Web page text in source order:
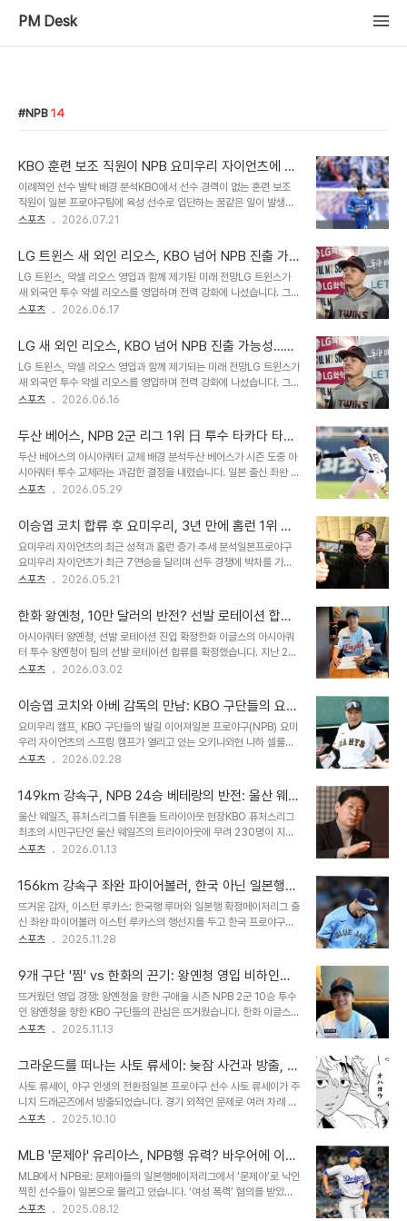
PM Desk
NPB 14
KBO 훈련 보조 직원이 NPB 요미우리 자이언츠에 입
단한 놀라운 성공 사례
이례적인 선수 발탁 배경 분석KBO에서 선수 경력이 없는 훈련 보조
직원이 일본 프로야구팀에 육성 선수로 입단하는 꿈같은 일이 발생했
습니다. 이는 한국인 포수 이건희 선수가 일본 프로야구 NPB의 요미
선수는 올 시즌 NPB 2군 리그에 참가하는 하야테 벤처스 시즈오카 소
속으로 활동했습니다. 선수 지망생을 위한 현실적인 조언이건희 선수
는 고교 및 대학 시절 뛰어난 활약을 보였으나 KBO 신인 드래프트에
서 지명받지 못했습니다. 졸업 후 NC 다이노스에서 훈련 보조 직원으
로 근무하며 선수에 대한 열정을 놓지 않았습니다. 그는 군 복무 중 일
와 미래 전망이건희 선수는 하..
스포츠 2026.07.21
LG 트윈스 새 외인 리오스, KBO 넘어 NPB 진출 가
능성 제기
LG 트윈스, 약셀 리오스 영입과 함께 제기된 미래 전망LG 트윈스가
새 외국인 투수 약셀 리오스를 영입하며 전력 강화에 나섰습니다. 그러
나 미국 매체 MLBTR은 리오스가 KBO리그에서 성공할 경우 LG가
스가 다음 시즌 KBO리그 또는 일본프로야구(NPB)에서 풀타임 시즌
을 소화할 가능성이 높다고 평가했습니다. 리오스의 강점과 약점 분석
리오스는 최고 시속 161km의 강력한 패스트볼을 던지는 파워 피처입
니다. 싱커, 스플리터, 슬라이더 등 다양한 구종을 구사하지만, 제구력
불안이 빅리그 정착 실패의 주요 원인으로 꼽힙니다. 그의 강점은 꾸준
을 겪어왔습니다. ..
스포츠 2026.06.17
LG 새 외인 리오스, KBO 넘어 NPB 진출 가능성…M
LBTR 분석 주목
LG 트윈스, 약셀 리오스 영입과 함께 제기되는 미래 전망LG 트윈스가
새 외국인 투수 약셀 리오스를 영입하며 전력 강화에 나섰습니다. 그러
나 벌써부터 그의 내년 거취에 대한 다양한 전망이 제기되고 있습니다.
에 어려움을 겪을 수 있다고 분석했습니다. 리오스의 강점과 약점, 그
리고 KBO리그에서의 잠재력리오스는 최고 시속 161km의 강력한 패
스트볼을 던지는 파워 피처로, KBO리그에서도 충분히 위력적인 구위
를 갖췄다는 평가입니다. 하지만 제구력 불안정은 빅리그 정착 실패의
주요 원인으로 꼽히며, 이는 그의 향후 행보에 중요한 변수가 될 것입
정상급 마무리로 자리 잡..
스포츠 2026.06.16
두산 베어스, NPB 2군 리그 1위 日 투수 타카다 타쿠
토 전격 영입 발표
두산 베어스의 아시아쿼터 교체 배경 분석두산 베어스가 시즌 도중 아
시아쿼터 투수 교체라는 과감한 결정을 내렸습니다. 일본 출신 좌완 투
수 타카다 타쿠토를 총액 12만 달러에 영입하며 전력을 보강했습니다.
됩니다. 타카다 타쿠토 영입의 주요 강점 및 기대 효과타카다는 NPB
2군 이스턴리그 평균자책점 1위(1.75)를 기록한 검증된 실력을 갖추
고 있습니다. 최고 148km의 속구와 다양한 변화구를 구사하며, 100
구 이상 투구에도 흔들림 없는 선발투수로서의 잠재력을 지녔습니다.
우수한 디셉션 동작과 빠른 팔 스윙은 팀의 경기력 향상에 크게 기여할
의 일원이 된 것을 ..
스포츠 2026.05.29
이승엽 코치 합류 후 요미우리, 3년 만에 홈런 1위 탈
환 및 7연승 질주
요미우리 자이언츠의 최근 성적과 홈런 증가 추세 분석일본프로야구
요미우리 자이언츠가 최근 7연승을 달리며 선두 경쟁에 박차를 가하
고 있습니다. 이 기간 동안 팀은 총 7개의 홈런을 기록했으며, 극적인
승엽 타격코치의 합류 이후 눈에 띄게 향상된 팀 타격력을 보여줍니다.
이승엽 코치의 역할과 일본 야구 환경에 대한 그의 견해이승엽 코치는
요미우리에서 지도자로서 선수들과 더 많은 소통을 하며 팀 분위기 쇄
신에 힘쓰고 있습니다. 그는 일본 야구가 한국 야구와 달리 투수력이
강하고 공인구 반발력이 낮아 저득점 경기가 많다고 분석했습니다. 이
밝혔습니다. 홈런 생산량 증가..
스포츠 2026.05.21
한화 왕옌청, 10만 달러의 반전? 선발 로테이션 합류,
가능성을 엿보다
아시아쿼터 왕옌청, 선발 로테이션 진입 확정한화 이글스의 아시아쿼
터 투수 왕옌청이 팀의 선발 로테이션 합류를 확정했습니다. 지난 26
일 일본 오키나와에서 열린 닛폰햄 파이터스와의 연습경기에서 선발
훌륭한 투구를 선보였습니다. 최고 구속 150km/h의 직구와 함께 커
브, 슬라이더, 포크볼 등 다양한 구종을 구사하며 깊은 인상을 남겼습
니다. 이는 지난 21일 WBC 국가대표팀과의 경기에서도 2이닝 무실
점을 기록한 데 이은 쾌거입니다. 연봉 10만 달러, 기대 이상의 활약한
화는 지난 시즌 종료 후 대만 출신의 왕옌청을 연봉 10만 달러(약 1억
을 받았던 왕옌청을 데려오..
스포츠 2026.03.02
이승엽 코치와 아베 감독의 만남: KBO 구단들의 요미
우리 캠프 방문 이유
요미우리 캠프, KBO 구단들의 발길 이어져일본 프로야구(NPB) 요미
우리 자이언츠의 스프링 캠프가 열리고 있는 오키나와현 나하 셀룰러
필드에 한국 프로야구 구단 관계자들의 방문이 이어지고 있습니다. 특
베 신노스케 감독과 이승엽 타격 코치에게 인사를 건넸습니다. LG 구
단 관계자는 "아베 감독님과 이승엽 코치님께 인사를 드리고 앞으로도
잘 부탁드린다는 말을 전하기 위해 방문했다"고 밝혔습니다. 이는 단
순한 방문을 넘어, 한국과 일본 프로야구 간의 교류와 존중을 보여주는
의미 있는 장면입니다. 이승엽 코치, 요미우리 1군 타격 코치로 합류이
탕으로, 아베 신노스케 감독의 제..
스포츠 2026.02.28
149km 강속구, NPB 24승 베테랑의 반전: 울산 웨일
즈 트라이아웃에 나타난 오카다 아키타케
울산 웨일즈, 퓨처스리그를 뒤흔들 트라이아웃 현장KBO 퓨처스리그
최초의 시민구단인 울산 웨일즈의 트라이아웃에 무려 230명이 지원
하며 뜨거운 열기를 실감케 했습니다. 이틀간의 트라이아웃을 통해 최
참가했습니다. 특히, 일본 출신 선수들의 참여가 눈에 띄었으며, 과거
화려한 경력을 가진 오카다 아키타케 선수의 등장에 많은 이목이 집중
되었습니다. 모두를 놀라게 한 강속구: 오카다 아키타케의 부활오카다
아키타케는 이날 트라이아웃에서 최고 149km의 강속구를 선보이며
현장의 코칭스태프와 참가자들을 놀라게 했습니다. 단단한 하체를 바
그의 압도적인 구위에 일부 프로 구단 스..
스포츠 2026.01.13
156km 강속구 좌완 파이어볼러, 한국 아닌 일본행…
팬들의 기대와 아쉬움
뜨거운 감자, 이스턴 루카스: 한국행 루머와 일본행 확정메이저리그 출
신 좌완 파이어볼러 이스턴 루카스의 행선지를 두고 한국 프로야구
(KBO) 팬들의 기대감이 컸습니다. 그러나 그의 최종 선택은 일본프로
쉬움을 안겨주는 동시에, 그의 새로운 도전에 대한 기대감을 갖게 합니
다. 이스턴 루카스는 193cm의 큰 키에서 뿜어져 나오는 150km 중
후반대의 강속구가 주무기인 투수입니다. 올해 토론토 블루제이스에
서 방출된 후, 그의 행선지를 두고 여러 추측이 오갔지만, 결국 일본 무
대에서 새로운 시작을 알리게 되었습니다. 이스턴 루카스, 그는 누구인
나오는 150km 후반대의..
스포츠 2025.11.28
9개 구단 '찜' vs 한화의 끈기: 왕옌청 영입 비하인드
스토리
뜨거웠던 영입 경쟁: 왕옌청을 향한 구애올 시즌 NPB 2군 10승 투수
인 왕옌청을 향한 KBO 구단들의 관심은 뜨거웠습니다. 한화 이글스는
아시아쿼터 선수로 일본 프로야구(NPB) 라쿠텐 골든이글스 소속 왼
표했습니다. 최고 154㎞/h의 빠른 공을 던지는 선발 자원인 그는 올
해 NPB 이스턴리그(2군)에서 10승 5패 평균자책점 3.26을 기록하
며 잠재력을 입증했습니다. 한화 구단이 파악한 KBO리그 내 관심 구
단만 최소 4~5개였으며, 현장에서는 “9개 구단이 걸쳐 있다”는 이야
기가 나올 정도로 경쟁이 치열했습니다. 9개월의 대장정: 한화의 끈질
옌청 영입에 공..
스포츠 2025.11.13
그라운드를 떠나는 사토 류세이: 늦잠 사건과 방출, 그
리고 남겨진 이야기
사토 류세이, 야구 인생의 전환점일본 프로야구 선수 사토 류세이가 주
니치 드래곤즈에서 방출되었습니다. 경기 외적인 문제로 여러 차례 팀
을 옮겨 다녔던 그는, 결국 이번 방출로 인해 선수 생활의 중대한 기로
장 의지를 밝혔지만, 현실은 녹록지 않은 상황입니다. 방출의 배경: 늦
잠 사건과 성적 부진사토 류세이의 방출은 단순한 부진 이상의 복합적
인 요인들이 작용한 결과입니다. 시범경기 기간 중 숙소가 아닌 곳에서
여성과 늦잠을 잔 사건은 그의 선수 생활에 치명적인 영향을 미쳤습니
다. 이 사건으로 인해 1군 출전 기회를 얻지 못했고, 결국 트레이드라
스포츠 2025.10.10
MLB '문제아' 유리아스, NPB행 유력? 바우어에 이은
일본행, 그 이유는?
MLB에서 NPB로: 문제아들의 일본행메이저리그에서 ‘문제아’로 낙인
찍힌 선수들이 일본으로 몰리고 있습니다. ‘여성 폭력’ 혐의를 받았던
트레버 바우어에 이어, ‘가정폭력’ 혐의로 출장 정지 처분을 받았다가
스포츠 2025.08.12